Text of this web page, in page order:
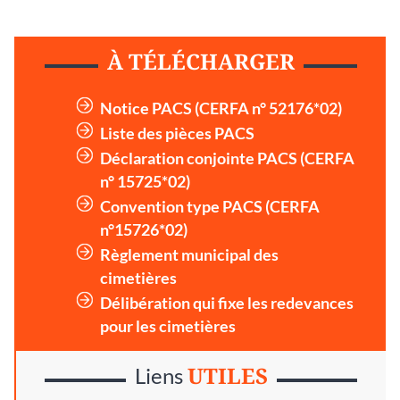
À TÉLÉCHARGER
Notice PACS (CERFA n° 52176*02)
Liste des pièces PACS
Déclaration conjointe PACS (CERFA
n° 15725*02)
Convention type PACS (CERFA
n°15726*02)
Règlement municipal des
cimetières
Délibération qui fixe les redevances
pour les cimetières
LiensUTILES